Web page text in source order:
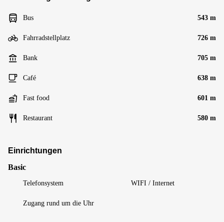
Bus 543 m
Fahrradstellplatz 726 m
Bank 705 m
Café 638 m
Fast food 601 m
Restaurant 580 m
Einrichtungen
Basic
Telefonsystem WIFI / Internet
Zugang rund um die Uhr